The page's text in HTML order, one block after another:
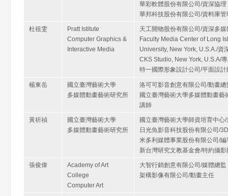
華彩軟體股份有限公司/資深協理
華邦科技股份有限公司/資料庫管
杜祖雯
Pratt Istitute
Computer Graphics &
Interactive Media
天工開物股份有限公司/資深多媒
Faculty Media Center of Long
University, New York, U.S.A./資
CKS Studio, New York, U.S.A/
特一國際形象設計公司/平面設計
楊東岳
國立臺灣藝術大學
多媒體動畫藝術研究所
洛可可影音創意有限公司/動畫總
國立臺灣藝術大學多媒體動畫藝
講師
黃祈禎
國立臺灣藝術大學
多媒體動畫藝術研究所
國立臺灣藝術大學師資培育中心
日光魚影音科技股份有限公司/
米多利媒體事業股份有限公司/編
新台灣研究文教基金會/特約攝影
張俊偉
Academy of Art
College
Computer Art
大智行銷創意有限公司/媒體總監
架構影像有限公司/動畫主任